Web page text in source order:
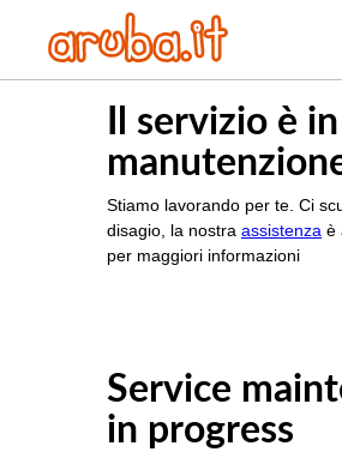
Il servizio è in
Stiamo lavorando per te. Ci
disagio, la nostra assistenza è
per maggiori informazioni
Service
in progress